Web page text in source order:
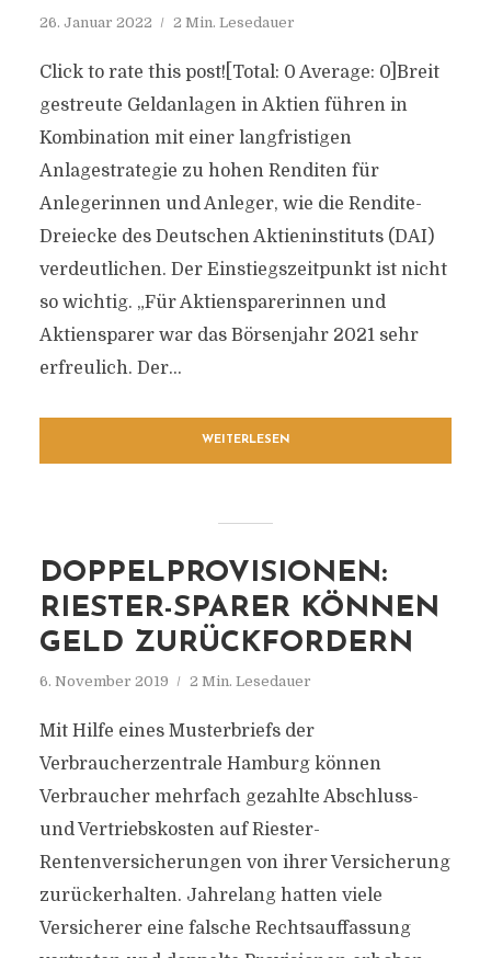
26. Januar 2022 2 Min. Lesedauer
Click to rate this post![Total: 0 Average: 0]Breit
gestreute Geldanlagen in Aktien führen in
Kombination mit einer langfristigen
Anlagestrategie zu hohen Renditen für
Anlegerinnen und Anleger, wie die Rendite-
Dreiecke des Deutschen Aktieninstituts (DAI)
verdeutlichen. Der Einstiegszeitpunkt ist nicht
so wichtig. „Für Aktiensparerinnen und
Aktiensparer war das Börsenjahr 2021 sehr
erfreulich. Der...
WEITERLESEN
DOPPELPROVISIONEN:
RIESTER-SPARER KÖNNEN
GELD ZURÜCKFORDERN
6. November 2019 2 Min. Lesedauer
Mit Hilfe eines Musterbriefs der
Verbraucherzentrale Hamburg können
Verbraucher mehrfach gezahlte Abschluss-
und Vertriebskosten auf Riester-
Rentenversicherungen von ihrer Versicherung
zurückerhalten. Jahrelang hatten viele
Versicherer eine falsche Rechtsauffassung